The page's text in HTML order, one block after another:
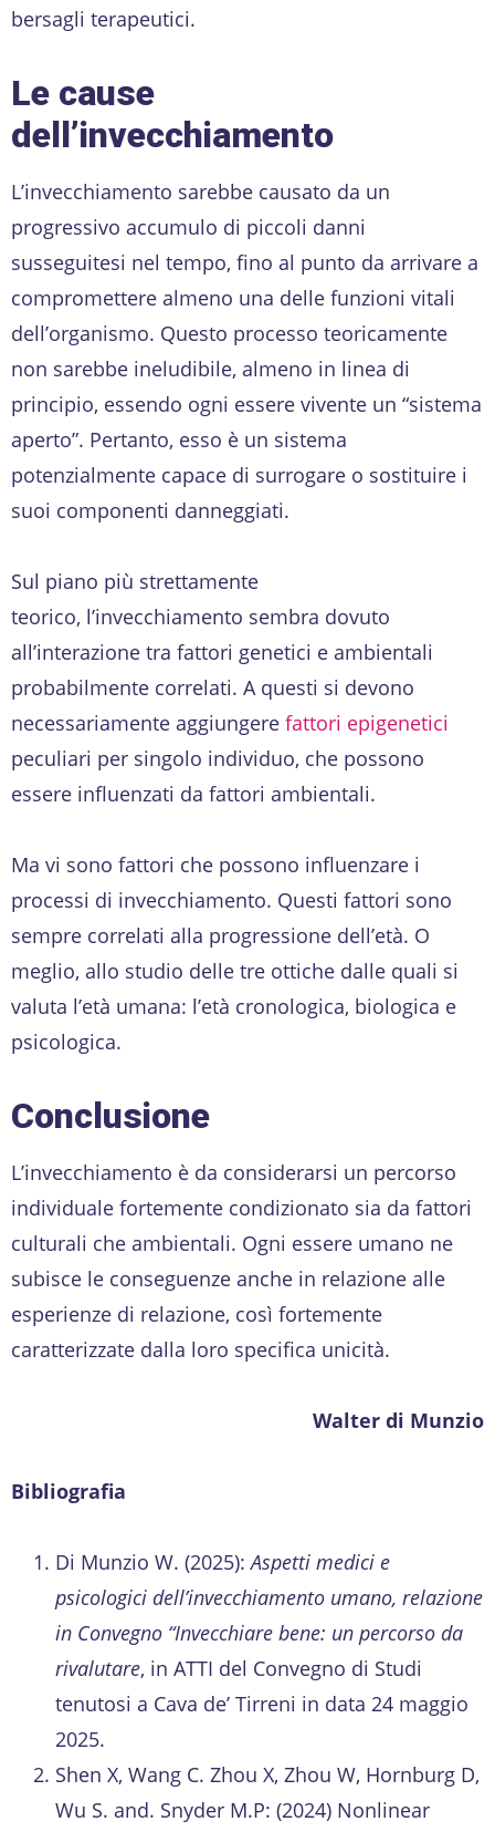
bersagli terapeutici.
Le cause
dell’invecchiamento
L’invecchiamento sarebbe causato da un
progressivo accumulo di piccoli danni
susseguitesi nel tempo, fino al punto da arrivare a
compromettere almeno una delle funzioni vitali
dell’organismo. Questo processo teoricamente
non sarebbe ineludibile, almeno in linea di
principio, essendo ogni essere vivente un “sistema
aperto”. Pertanto, esso è un sistema
potenzialmente capace di surrogare o sostituire i
suoi componenti danneggiati.
Sul piano più strettamente
teorico, l’invecchiamento sembra dovuto
all’interazione tra fattori genetici e ambientali
probabilmente correlati. A questi si devono
necessariamente aggiungere fattori epigenetici
peculiari per singolo individuo, che possono
essere influenzati da fattori ambientali.
Ma vi sono fattori che possono influenzare i
processi di invecchiamento. Questi fattori sono
sempre correlati alla progressione dell’età. O
meglio, allo studio delle tre ottiche dalle quali si
valuta l’età umana: l’età cronologica, biologica e
psicologica.
Conclusione
L’invecchiamento è da considerarsi un percorso
individuale fortemente condizionato sia da fattori
culturali che ambientali. Ogni essere umano ne
subisce le conseguenze anche in relazione alle
esperienze di relazione, così fortemente
caratterizzate dalla loro specifica unicità.
Walter di Munzio
Bibliografia
Di Munzio W. (2025):Aspetti medici e
psicologici dell’invecchiamento umano, relazione
in Convegno “Invecchiare bene: un percorso da
rivalutare, in ATTI del Convegno di Studi
tenutosi a Cava de’ Tirreni in data 24 maggio
2025.
Shen X, Wang C. Zhou X, Zhou W, Hornburg D,
Wu S. and. Snyder M.P: (2024) Nonlinear